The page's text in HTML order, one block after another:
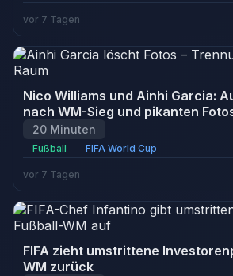
vor 7 Tagen
Nico Williams und Ainhi Garcia:
nach WM-Sieg und pikanten
20 Minuten
Fußball FIFA World Cup
vor 7 Tagen
FIFA zieht umstrittene
WM zurück